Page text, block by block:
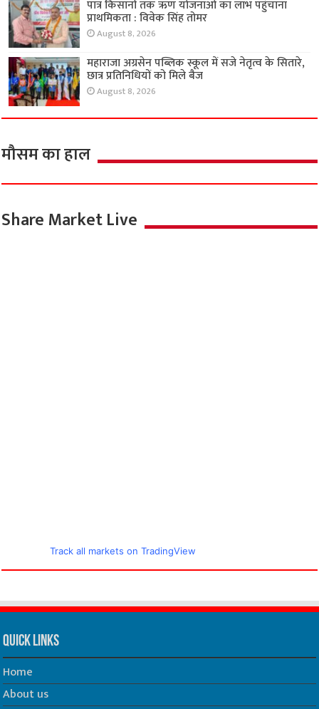
पात्र किसानों तक ऋण योजनाओं का लाभ पहुंचाना
प्राथमिकता : विवेक सिंह तोमर
August 8, 2026
महाराजा अग्रसेन पब्लिक स्कूल में सजे नेतृत्व के सितारे,
छात्र प्रतिनिधियों को मिले बैज
August 8, 2026
मौसम का हाल
Share Market Live
Track all markets on TradingView
Quick Links
Home
About us